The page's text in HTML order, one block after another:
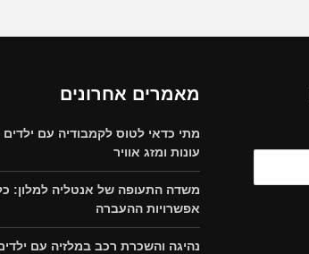
מאמרים אחרונים
מתי כדאי לטוס לקמבודיה עם ילדים
עונות ומזג אוויר
משדה התעופה של אנטליה למלון:
אפשרויות ההעברה
נהיגה והשכרת רכב במלזיה עם